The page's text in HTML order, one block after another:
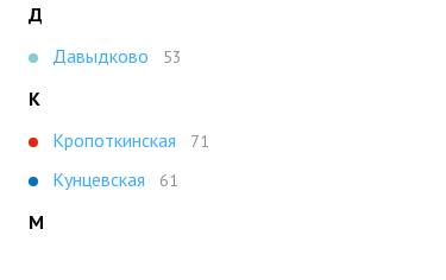
Д
Давыдково
53
К
Кропоткинская
71
Кунцевская 61
М